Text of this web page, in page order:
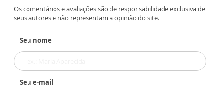
Os comentários e avaliações são de responsabilidade exclusiva de
seus autores e não representam a opinião do site.
Seu nome
Seu e-mail